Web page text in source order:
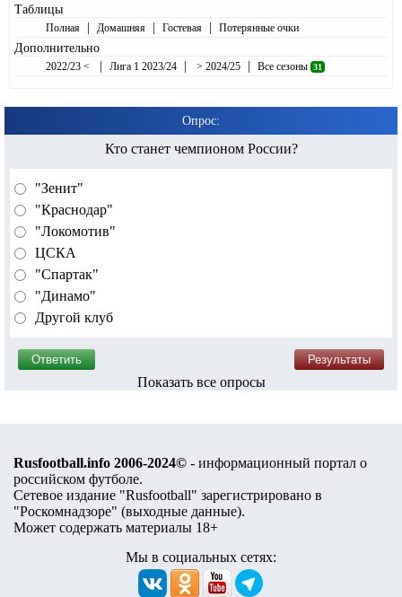
Таблицы
Полная | Домашняя | Гостевая | Потерянные очки
Дополнительно
2022/23 < | Лига 1 2023/24 | > 2024/25 | Все сезоны 31
Опрос:
Кто станет чемпионом России?
"Зенит"
"Краснодар"
"Локомотив"
ЦСКА
"Спартак"
"Динамо"
Другой клуб
Показать все опросы
Rusfootball.info 2006-2024© - информационный портал о
российском футболе.
Сетевое издание "Rusfootball" зарегистрировано в
"Роскомнадзоре" (выходные данные).
Может содержать материалы 18+
Мы в социальных сетях: